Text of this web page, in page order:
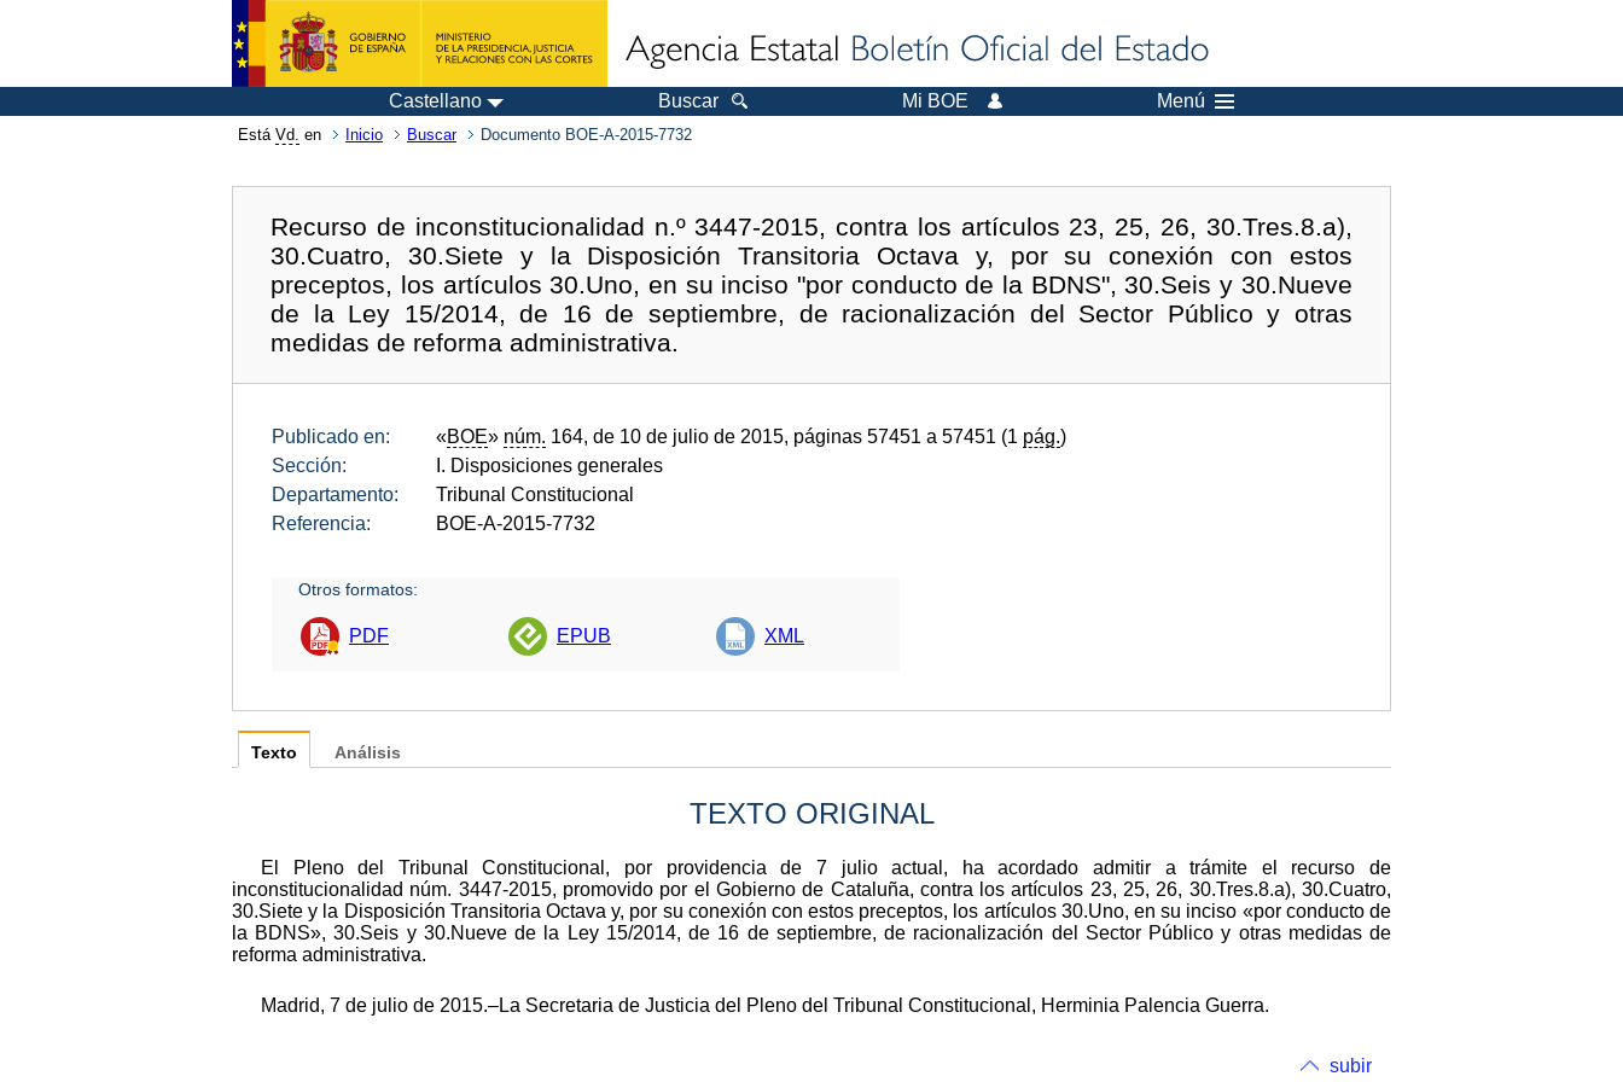
Castellano Buscar Mi BOE Menú
Está Vd. en Inicio Buscar Documento BOE-A-2015-7732
Recurso de inconstitucionalidad n.º 3447-2015, contra los artículos 23, 25, 26, 30.Tres.8.a),
30.Cuatro, 30.Siete y la Disposición Transitoria Octava y, por su conexión con estos
preceptos, los artículos 30.Uno, en su inciso "por conducto de la BDNS", 30.Seis y 30.Nueve
de la Ley 15/2014, de 16 de septiembre, de racionalización del Sector Público y otras
medidas de reforma administrativa.
Publicado en: «BOE» núm. 164, de 10 de julio de 2015, páginas 57451 a 57451 (1 pág.)
Sección:
I. Disposiciones generales
Departamento:
Tribunal Constitucional
Referencia:
BOE-A-2015-7732
Otros formatos:
PDF EPUB XML
Texto
TEXTO ORIGINAL
El Pleno del Tribunal Constitucional, por providencia de 7 julio actual, ha acordado admitir a trámite el recurso de
inconstitucionalidad núm. 3447-2015, promovido por el Gobierno de Cataluña, contra los artículos 23, 25, 26, 30.Tres.8.a), 30.Cuatro,
30.Siete y la Disposición Transitoria Octava y, por su conexión con estos preceptos, los artículos 30.Uno, en su inciso «por conducto de
la BDNS», 30.Seis y 30.Nueve de la Ley 15/2014, de 16 de septiembre, de racionalización del Sector Público y otras medidas de
reforma administrativa.
Madrid, 7 de julio de 2015.–La Secretaria de Justicia del Pleno del Tribunal Constitucional, Herminia Palencia Guerra.
Análisis
subir